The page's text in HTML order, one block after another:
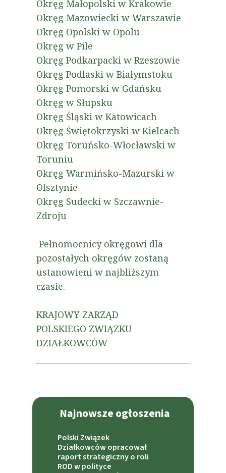
Najnowsze ogłoszenia
Polski Związek
Działkowców opracował
raport strategiczny o roli
ROD w polityce
Okręg Małopolski w Krakowie
Okręg Mazowiecki w Warszawie
Okręg Opolski w Opolu
Okręg w Pile
Okręg Podkarpacki w Rzeszowie
Okręg Podlaski w Białymstoku
Okręg Pomorski w Gdańsku
Okręg w Słupsku
Okręg Śląski w Katowicach
Okręg Świętokrzyski w Kielcach
Okręg Toruńsko-Włocławski w
Toruniu
Okręg Warmińsko-Mazurski w
Olsztynie
Okręg Sudecki w Szczawnie-
Zdroju
Pełnomocnicy okręgowi dla
pozostałych okręgów zostaną
ustanowieni w najbliższym
czasie.
KRAJOWY ZARZĄD
POLSKIEGO ZWIĄZKU
DZIAŁKOWCÓW